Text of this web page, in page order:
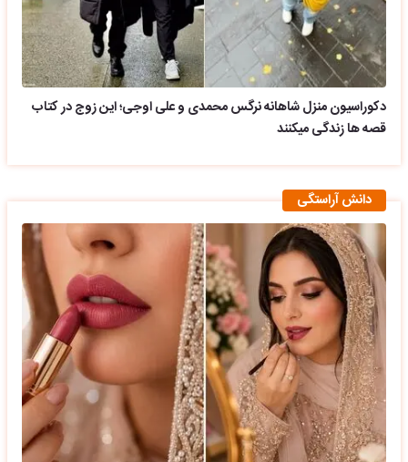
دکوراسیون منزل شاهانه نرگس محمدی و علی اوجی؛ این زوج در کتاب
قصه ها زندگی میکنند
دانش آراستگی